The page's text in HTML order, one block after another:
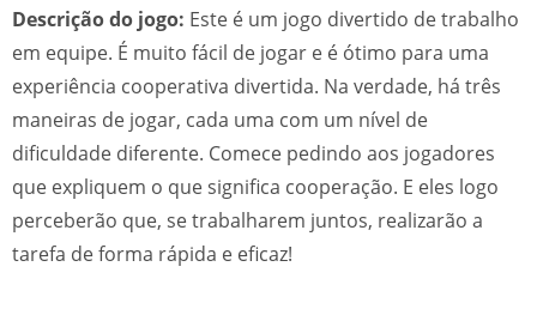
Descrição do jogo: Este é um jogo divertido de trabalho
em equipe. É muito fácil de jogar e é ótimo para uma
experiência cooperativa divertida. Na verdade, há três
maneiras de jogar, cada uma com um nível de
dificuldade diferente. Comece pedindo aos jogadores
que expliquem o que significa cooperação. E eles logo
perceberão que, se trabalharem juntos, realizarão a
tarefa de forma rápida e eficaz!